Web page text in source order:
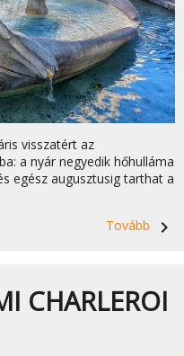
visszatért az
a nyár negyedik hőhulláma
egész augusztusig tarthat a
Tovább
navigate_next
CHARLEROI